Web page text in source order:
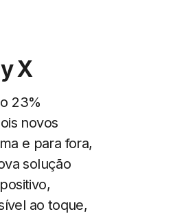
X
23%
novos
e para fora,
solução
ao toque,